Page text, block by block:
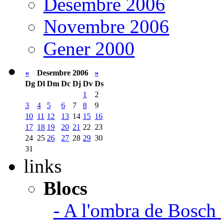
Novembre 2006
Gener 2000
« Desembre 2006
»
Dg Dl Dm Dc Dj Dv Ds
1
2
3
4 5 6 7 8
9
10 11 12 13 14 15 16
17 18 19 20 21 22 23
24 25 26 27 28 29 30
31
links
Blocs
- A l'ombra de